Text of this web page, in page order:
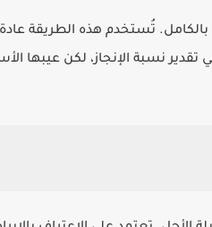
بالكامل. تُستخدم هذه الطريقة
تقدير نسبة الإنجاز، لكن عيبها